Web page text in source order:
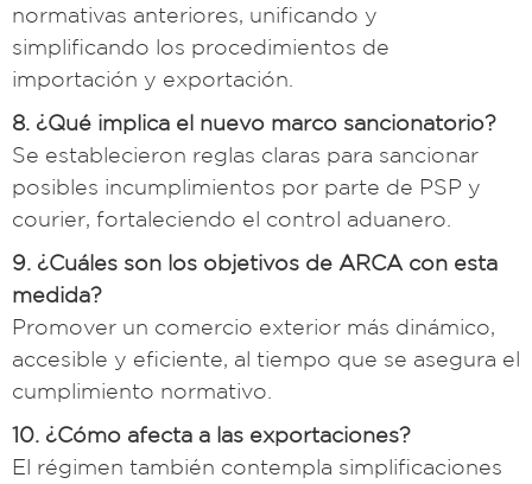
normativas anteriores, unificando y
simplificando los procedimientos de
importación y exportación.
8. ¿Qué implica el nuevo marco sancionatorio?
Se establecieron reglas claras para sancionar
posibles incumplimientos por parte de PSP y
courier, fortaleciendo el control aduanero.
9. ¿Cuáles son los objetivos de ARCA con esta
medida?
Promover un comercio exterior más dinámico,
accesible y eficiente, al tiempo que se asegura el
cumplimiento normativo.
10. ¿Cómo afecta a las exportaciones?
El régimen también contempla simplificaciones